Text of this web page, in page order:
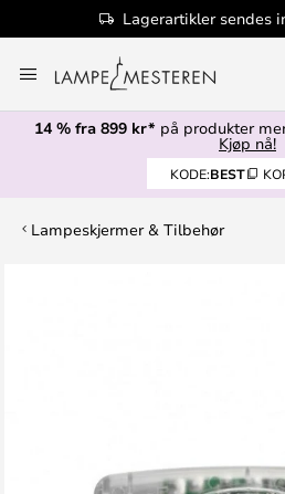
Lagerartikler sendes
til
innhold
14 % fra 899 kr* på produkter
Kjøp nå!
KODE:BEST
Lampeskjermer & Tilbehør